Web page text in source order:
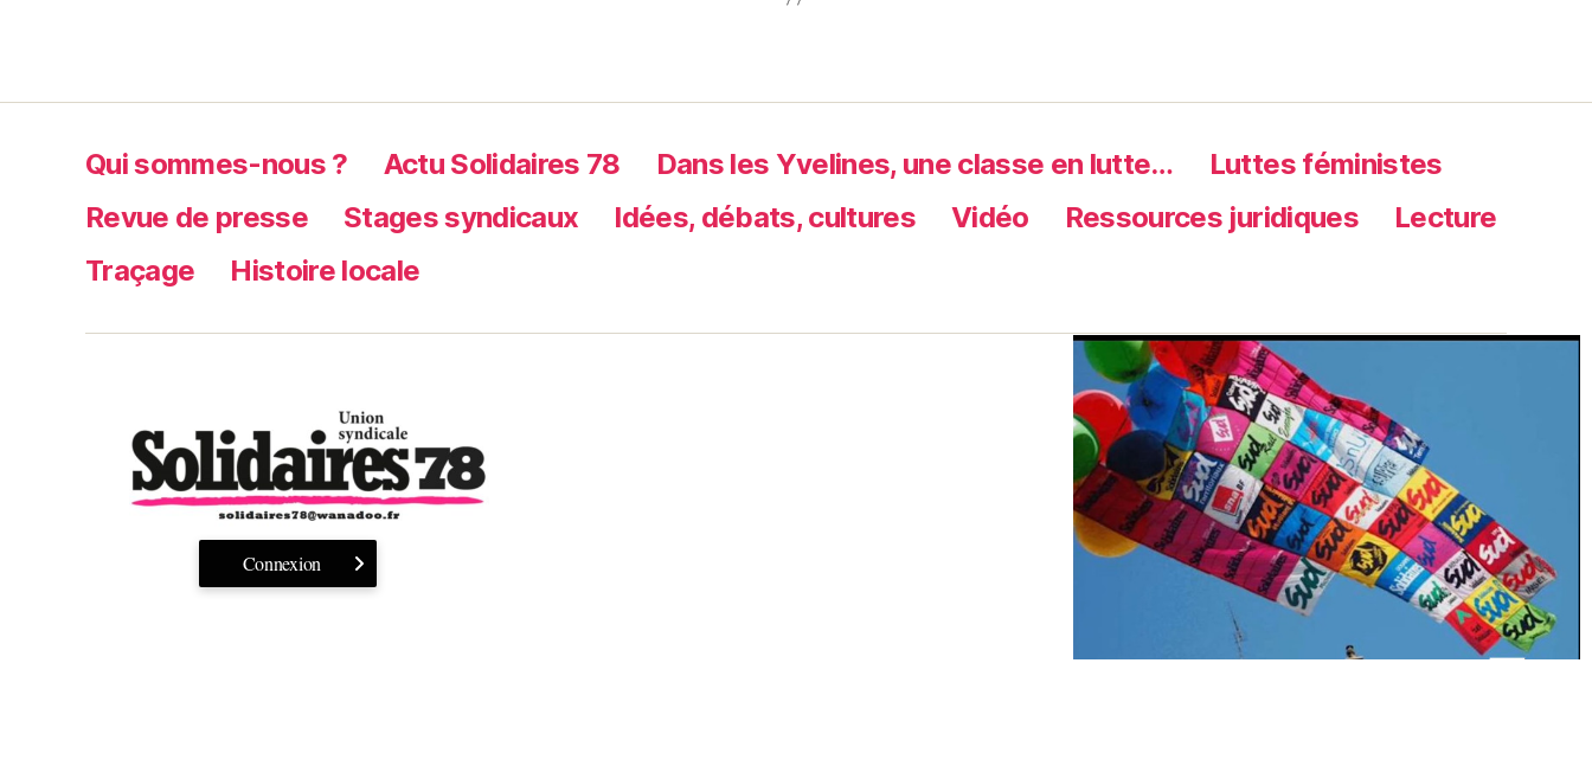
Qui sommes-nous ? Actu Solidaires 78 Dans les Yvelines, une classe en lutte…
Luttes féministes
Revue de presse
Stages syndicaux Idées, débats, cultures Vidéo Ressources juridiques
Lecture
Traçage
Histoire locale
Connexion